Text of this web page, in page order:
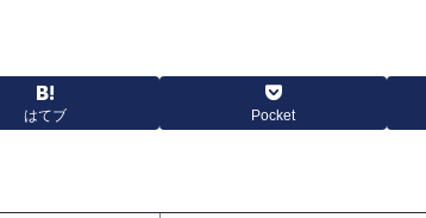
はてブ Pocket